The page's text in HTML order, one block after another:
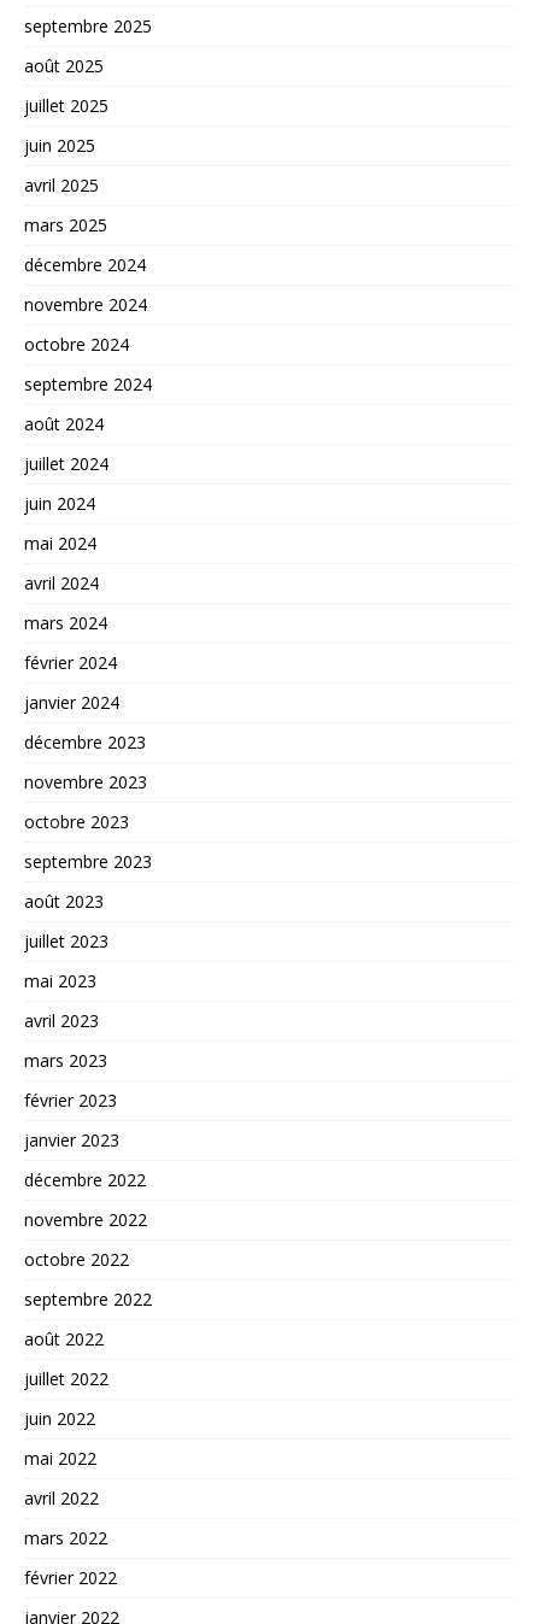
septembre 2025
août 2025
juillet 2025
juin 2025
avril 2025
mars 2025
décembre 2024
novembre 2024
octobre 2024
septembre 2024
août 2024
juillet 2024
juin 2024
mai 2024
avril 2024
mars 2024
février 2024
janvier 2024
décembre 2023
novembre 2023
octobre 2023
septembre 2023
août 2023
juillet 2023
mai 2023
avril 2023
mars 2023
février 2023
janvier 2023
décembre 2022
novembre 2022
octobre 2022
septembre 2022
août 2022
juillet 2022
juin 2022
mai 2022
avril 2022
mars 2022
février 2022
janvier 2022